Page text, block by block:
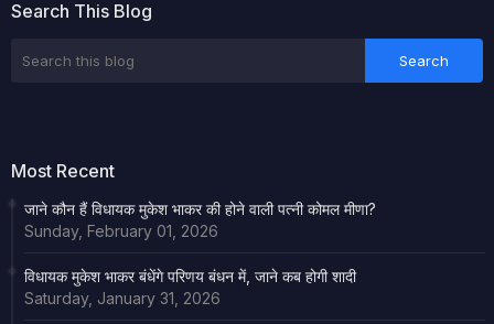
Search This Blog
Most Recent
जाने कौन हैं विधायक मुकेश भाकर की होने वाली पत्नी कोमल मीणा?
Sunday, February 01, 2026
विधायक मुकेश भाकर बंधेंगे परिणय बंधन में, जाने कब होगी शादी
Saturday, January 31, 2026